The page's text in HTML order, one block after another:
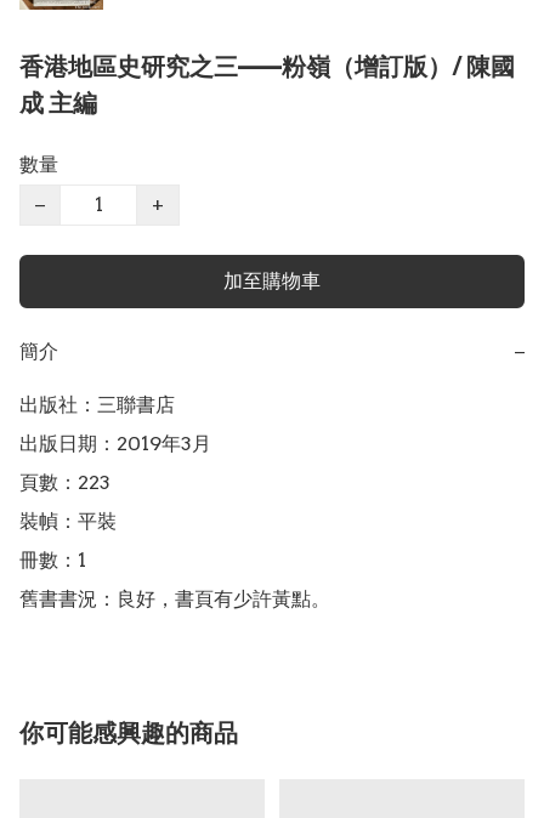
香港地區史研究之三——粉嶺（增訂版）/ 陳國
成 主編
數量
−
+
加至購物車
簡介 −
出版社：三聯書店
出版日期：2019年3月
頁數：223
裝幀：平裝
冊數：1
舊書書況：良好，書頁有少許黃點。
你可能感興趣的商品